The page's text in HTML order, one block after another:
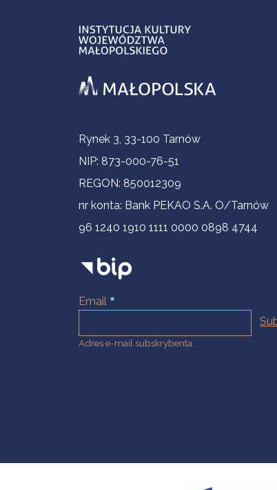
Informacje kontaktowe
Rynek 3, 33-100 Tarnów
NIP: 873-000-76-51
REGON: 850012309
nr konta: Bank PEKAO S.A. O/Tarnów
96 1240 1910 1111 0000 0898 4744
Email
Adres e-mail subskrybenta.